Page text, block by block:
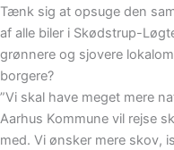
Tænk sig at opsuge den
af alle biler i Skødstrup-
grønnere og sjovere
borgere?
”Vi skal have meget mere
Aarhus Kommune vil rejse
med. Vi ønsker mere skov,